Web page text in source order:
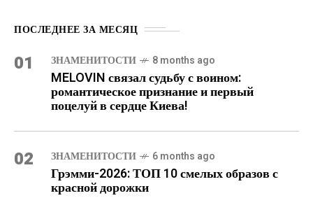
ПОСЛЕДНЕЕ ЗА МЕСЯЦ
01 ЗНАМЕНИТОСТИ 8 months ago
MELOVIN связал судьбу с воином:
романтическое признание и первый
поцелуй в сердце Киева!
02 ЗНАМЕНИТОСТИ 6 months ago
Грэмми-2026: ТОП 10 смелых образов с
красной дорожки